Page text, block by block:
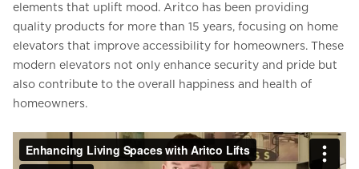
elements that uplift mood. Aritco has been providing
quality products for more than 15 years, focusing on home
elevators that improve accessibility for homeowners. These
modern elevators not only enhance security and pride but
also contribute to the overall happiness and health of
homeowners.